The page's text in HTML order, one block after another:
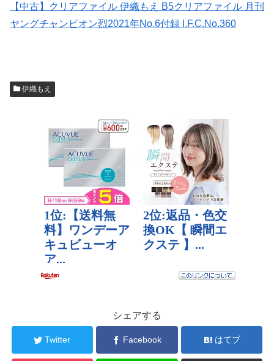
【中古】クリアファイル 伊織もえ B5クリアファイル 月刊
ヤングチャンピオン烈2021年No.6付録 I.F.C.No.360
伊織もえ
シェアする
Twitter Facebook はてブ